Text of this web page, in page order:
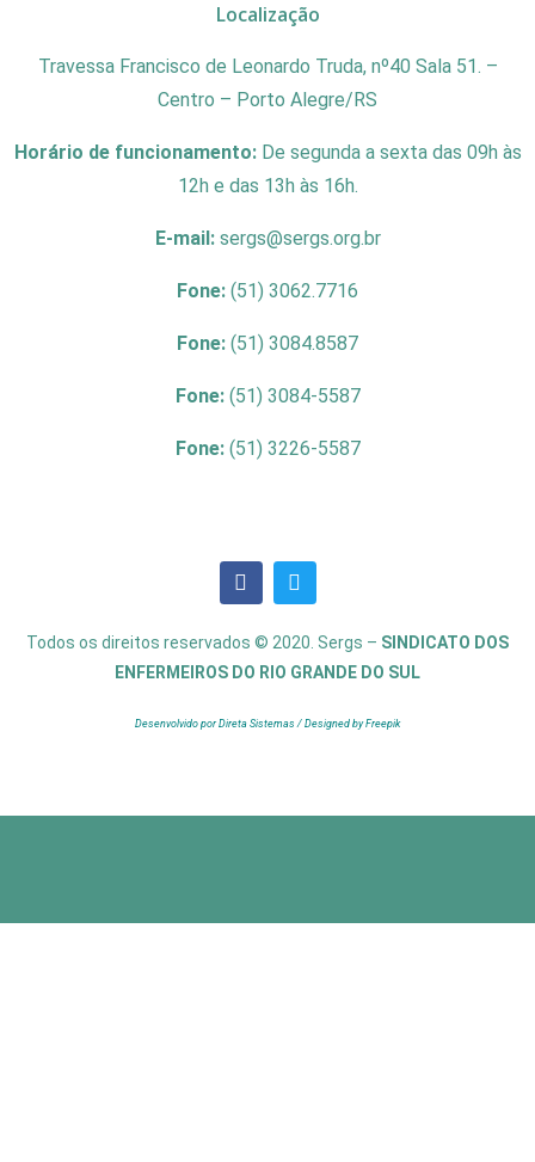
Localização
Travessa Francisco de Leonardo Truda, nº40 Sala 51. –
Centro – Porto Alegre/RS
Horário de funcionamento: De segunda a sexta das 09h às
12h e das 13h às 16h.
E-mail: sergs@sergs.org.br
Fone: (51) 3062.7716
Fone: (51) 3084.8587
Fone: (51) 3084-5587
Fone: (51) 3226-5587
Todos os direitos reservados © 2020. Sergs – SINDICATO DOS
ENFERMEIROS DO RIO GRANDE DO SUL
Desenvolvido por Direta Sistemas / Designed by Freepik